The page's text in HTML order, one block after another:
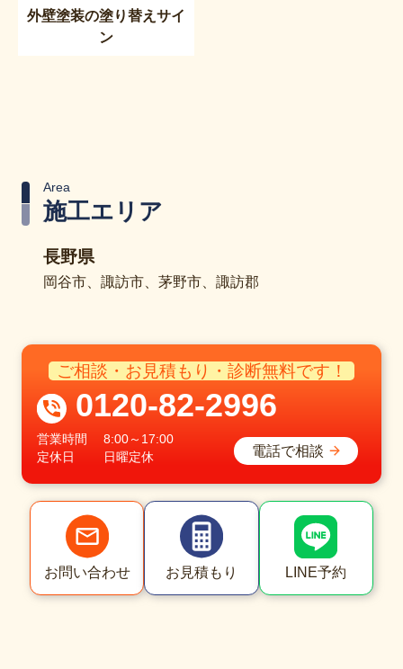
外壁塗装の塗り替えサイ
ン
施工エリア
Area
長野県
岡谷市、諏訪市、茅野市、諏訪郡
ご相談・お見積もり・診断無料です！
0120-82-2996
営業時間
8:00～17:00
定休日
日曜定休 電話で相談
お問い合わせ お見積もり LINE予約